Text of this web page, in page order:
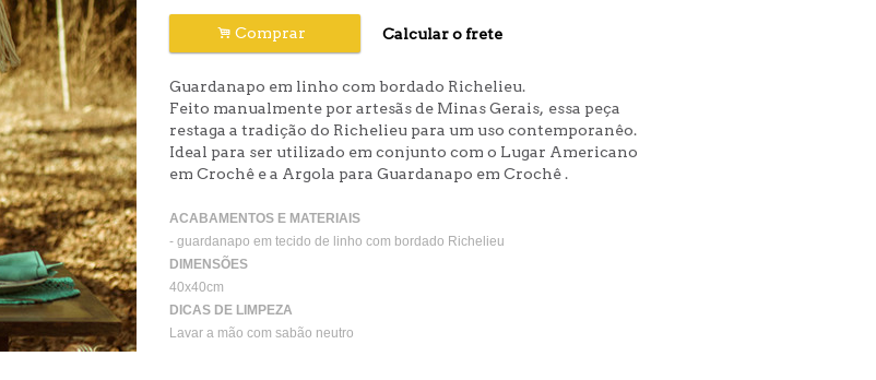
. Comprar Calcular o frete
Guardanapo em linho com bordado Richelieu.
Feito manualmente por artesãs de Minas Gerais, essa peça
restaga a tradição do Richelieu para um uso contemporanêo.
Ideal para ser utilizado em conjunto com o Lugar Americano
em Crochê e a Argola para Guardanapo em Crochê .
ACABAMENTOS E MATERIAIS
- guardanapo em tecido de linho com bordado Richelieu
DIMENSÕES
40x40cm
DICAS DE LIMPEZA
Lavar a mão com sabão neutro